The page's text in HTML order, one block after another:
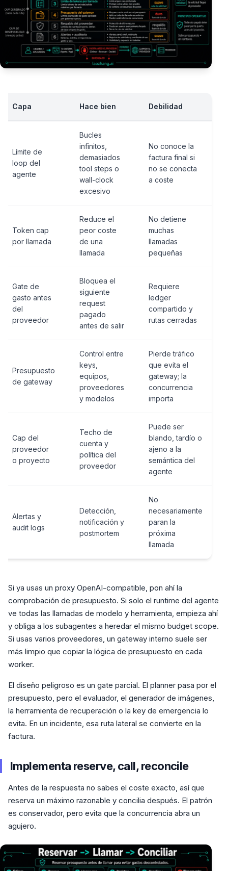
Capa Hace bien Debilidad
Límite de
loop del
agente
Bucles
infinitos,
demasiados
tool steps o
wall-clock
excesivo
No conoce la
factura final si
no se conecta
a coste
Token cap
por llamada
Reduce el
peor coste
de una
llamada
No detiene
muchas
llamadas
pequeñas
Gate de
gasto antes
del
proveedor
Bloquea el
siguiente
request
pagado
antes de salir
Requiere
ledger
compartido y
rutas cerradas
Presupuesto
de gateway
Control entre
keys,
equipos,
proveedores
y modelos
Pierde tráfico
que evita el
gateway; la
concurrencia
importa
Cap del
proveedor
o proyecto
Techo de
cuenta y
política del
proveedor
Puede ser
blando, tardío o
ajeno a la
semántica del
agente
Alertas y
audit logs
Detección,
notificación y
postmortem
No
necesariamente
paran la
próxima
llamada
Si ya usas un proxy OpenAI-compatible, pon ahí la
comprobación de presupuesto. Si solo el runtime del agente
ve todas las llamadas de modelo y herramienta, empieza ahí
y obliga a los subagentes a heredar el mismo budget scope.
Si usas varios proveedores, un gateway interno suele ser
más limpio que copiar la lógica de presupuesto en cada
worker.
El diseño peligroso es un gate parcial. El planner pasa por el
presupuesto, pero el evaluador, el generador de imágenes,
la herramienta de recuperación o la key de emergencia lo
evita. En un incidente, esa ruta lateral se convierte en la
factura.
Implementa reserve, call, reconcile
Antes de la respuesta no sabes el coste exacto, así que
reserva un máximo razonable y concilia después. El patrón
es conservador, pero evita que la concurrencia abra un
agujero.